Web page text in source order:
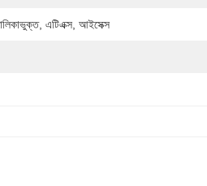
এটিএক্স, আইসেক্স